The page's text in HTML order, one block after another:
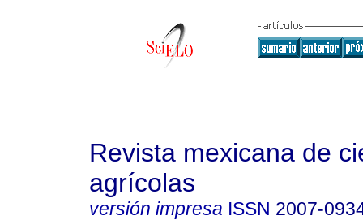
Revista mexicana de
agrícolas
versión impresa ISSN 2007-